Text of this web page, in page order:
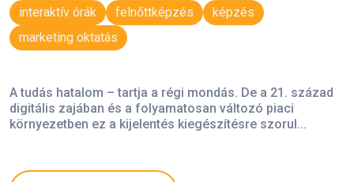
interaktív órák felnőttképzés
képzés
marketing oktatás
A tudás hatalom – tartja a régi mondás. De a 21. század
digitális zajában és a folyamatosan változó piaci
környezetben ez a kijelentés kiegészítésre szorul...